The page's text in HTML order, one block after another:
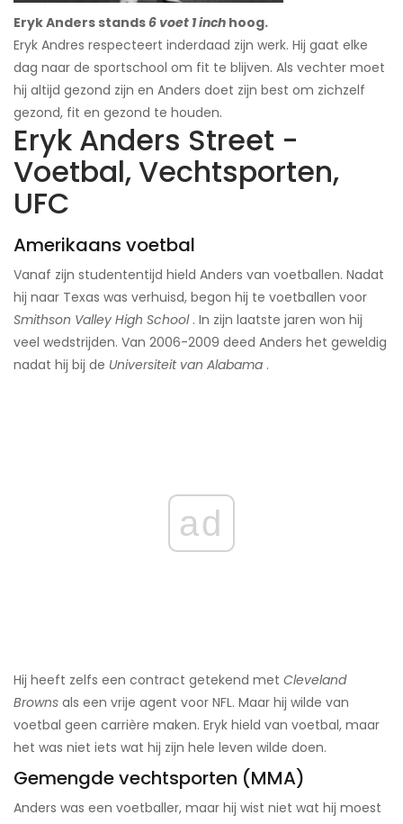
Eryk Anders stands 6 voet 1 inch hoog.
Eryk Andres respecteert inderdaad zijn werk. Hij gaat elke
dag naar de sportschool om fit te blijven. Als vechter moet
hij altijd gezond zijn en Anders doet zijn best om zichzelf
gezond, fit en gezond te houden.
Eryk Anders Street -
Voetbal, Vechtsporten,
UFC
Amerikaans voetbal
Vanaf zijn studententijd hield Anders van voetballen. Nadat
hij naar Texas was verhuisd, begon hij te voetballen voor
Smithson Valley High School. In zijn laatste jaren won hij
veel wedstrijden. Van 2006-2009 deed Anders het geweldig
nadat hij bij de Universiteit van Alabama .
ad
Hij heeft zelfs een contract getekend met Cleveland
Browns als een vrije agent voor NFL. Maar hij wilde van
voetbal geen carrière maken. Eryk hield van voetbal, maar
het was niet iets wat hij zijn hele leven wilde doen.
Gemengde vechtsporten (MMA)
Anders was een voetballer, maar hij wist niet wat hij moest